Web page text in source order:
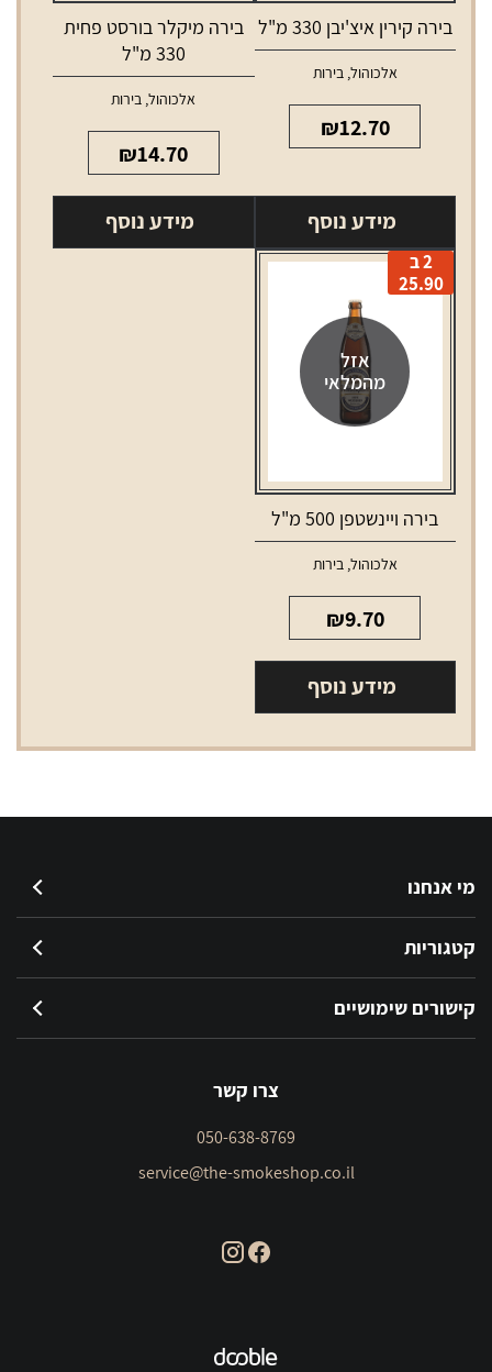
בירה קירין איצ'יבן 330 מ"ל
אלכוהול,בירות
₪12.70
מידע נוסף
בירה מיקלר בורסט פחית
330 מ"ל
אלכוהול, בירות
₪14.70
מידע נוסף
אזל
מהמלאי
2 ב
25.90
בירה ויינשטפן 500 מ"ל
אלכוהול,בירות
₪9.70
מידע נוסף
מי אנחנו
קטגוריות
קישורים שימושיים
צרו קשר
050-638-8769
service@the-smokeshop.co.il